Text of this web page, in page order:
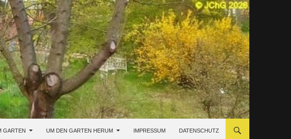
GARTEN UM DEN GARTEN HERUM IMPRESSUM DATENSCHUTZ